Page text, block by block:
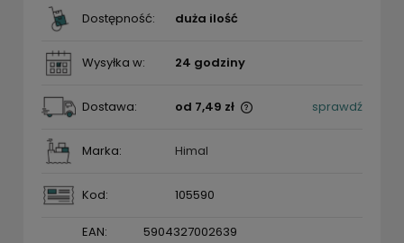
Dostępność: duża ilość
Wysyłka w: 24 godziny
Dostawa:
od 7,49 zł
sprawdź
Marka: Himal
Kod: 105590
EAN: 5904327002639